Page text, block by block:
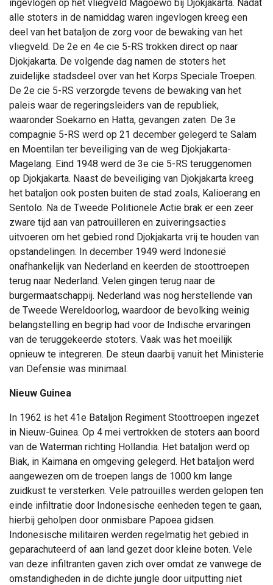
ingevlogen op het vliegveld Magoewo bij Djokjakarta. Nadat
alle stoters in de namiddag waren ingevlogen kreeg een
deel van het bataljon de zorg voor de bewaking van het
vliegveld. De 2e en 4e cie 5-RS trokken direct op naar
Djokjakarta. De volgende dag namen de stoters het
zuidelijke stadsdeel over van het Korps Speciale Troepen.
De 2e cie 5-RS verzorgde tevens de bewaking van het
paleis waar de regeringsleiders van de republiek,
waaronder Soekarno en Hatta, gevangen zaten. De 3e
compagnie 5-RS werd op 21 december gelegerd te Salam
en Moentilan ter beveiliging van de weg Djokjakarta-
Magelang. Eind 1948 werd de 3e cie 5-RS teruggenomen
op Djokjakarta. Naast de beveiliging van Djokjakarta kreeg
het bataljon ook posten buiten de stad zoals, Kalioerang en
Sentolo. Na de Tweede Politionele Actie brak er een zeer
zware tijd aan van patrouilleren en zuiveringsacties
uitvoeren om het gebied rond Djokjakarta vrij te houden van
opstandelingen. In december 1949 werd Indonesië
onafhankelijk van Nederland en keerden de stoottroepen
terug naar Nederland. Velen gingen terug naar de
burgermaatschappij. Nederland was nog herstellende van
de Tweede Wereldoorlog, waardoor de bevolking weinig
belangstelling en begrip had voor de Indische ervaringen
van de teruggekeerde stoters. Vaak was het moeilijk
opnieuw te integreren. De steun daarbij vanuit het Ministerie
van Defensie was minimaal.
Nieuw Guinea
In 1962 is het 41e Bataljon Regiment Stoottroepen ingezet
in Nieuw-Guinea. Op 4 mei vertrokken de stoters aan boord
van de Waterman richting Hollandia. Het bataljon werd op
Biak, in Kaimana en omgeving gelegerd. Het bataljon werd
aangewezen om de troepen langs de 1000 km lange
zuidkust te versterken. Vele patrouilles werden gelopen ten
einde infiltratie door Indonesische eenheden tegen te gaan,
hierbij geholpen door onmisbare Papoea gidsen.
Indonesische militairen werden regelmatig het gebied in
geparachuteerd of aan land gezet door kleine boten. Vele
van deze infiltranten gaven zich over omdat ze vanwege de
omstandigheden in de dichte jungle door uitputting niet